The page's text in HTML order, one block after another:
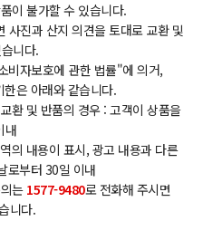
이 불가할 수 있습니다.
사진과 산지 의견을 토대로 교환 및
니다.
비자보호에 관한 법률"에 의거,
은 아래와 같습니다.
환 및 반품의 경우 : 고객이 상품을
내
의 내용이 표시, 광고 내용과 다른
로부터 30일 이내
는 1577-9480로 전화해 주시면
니다.